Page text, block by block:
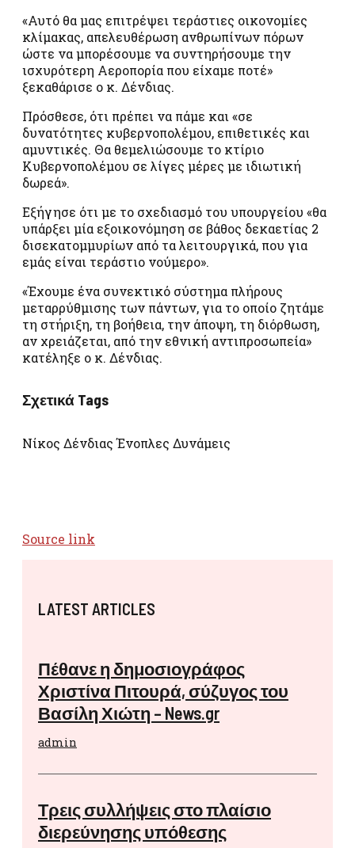
«Αυτό θα μας επιτρέψει τεράστιες οικονομίες
κλίμακας, απελευθέρωση ανθρωπίνων πόρων
ώστε να μπορέσουμε να συντηρήσουμε την
ισχυρότερη Αεροπορία που είχαμε ποτέ»
ξεκαθάρισε ο κ. Δένδιας.
Πρόσθεσε, ότι πρέπει να πάμε και «σε
δυνατότητες κυβερνοπολέμου, επιθετικές και
αμυντικές. Θα θεμελιώσουμε το κτίριο
Κυβερνοπολέμου σε λίγες μέρες με ιδιωτική
δωρεά».
Εξήγησε ότι με το σχεδιασμό του υπουργείου «θα
υπάρξει μία εξοικονόμηση σε βάθος δεκαετίας 2
δισεκατομμυρίων από τα λειτουργικά, που για
εμάς είναι τεράστιο νούμερο».
«Έχουμε ένα συνεκτικό σύστημα πλήρους
μεταρρύθμισης των πάντων, για το οποίο ζητάμε
τη στήριξη, τη βοήθεια, την άποψη, τη διόρθωση,
αν χρειάζεται, από την εθνική αντιπροσωπεία»
κατέληξε ο κ. Δένδιας.
Σχετικά Tags
Νίκος Δένδιας Ένοπλες Δυνάμεις
Source link
LATEST ARTICLES
Πέθανε η δημοσιογράφος
Χριστίνα Πιτουρά, σύζυγος του
Βασίλη Χιώτη – News.gr
admin
Τρεις συλλήψεις στο πλαίσιο
διερεύνησης υπόθεσης